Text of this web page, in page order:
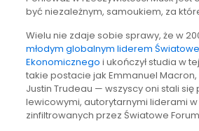
być niezależnym, samoukiem, za
Wielu nie zdaje sobie sprawy, że w
młodym globalnym liderem
Ekonomicznego i ukończył studia w
takie postacie jak Emmanuel
Justin Trudeau — wszyscy oni stali się
lewicowymi, autorytarnymi liderami
zinfiltrowanych przez Światowe